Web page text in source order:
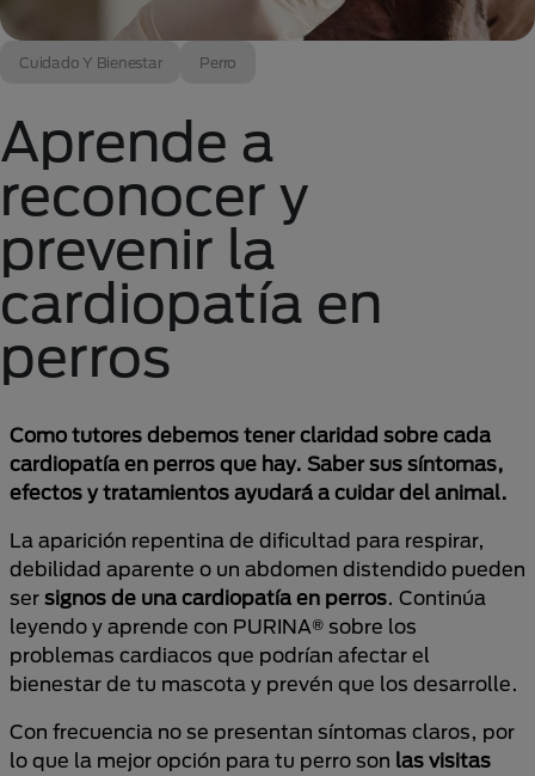
Cuidado Y Bienestar Perro
Aprende a
reconocer y
prevenir la
cardiopatía en
perros
Como tutores debemos tener claridad sobre cada
cardiopatía en perros que hay. Saber sus síntomas,
efectos y tratamientos ayudará a cuidar del animal.
La aparición repentina de dificultad para respirar,
debilidad aparente o un abdomen distendido pueden
ser signos de una cardiopatía en perros. Continúa
leyendo y aprende con PURINA® sobre los
problemas cardiacos que podrían afectar el
bienestar de tu mascota y prevén que los desarrolle.
Con frecuencia no se presentan síntomas claros, por
lo que la mejor opción para tu perro son las visitas